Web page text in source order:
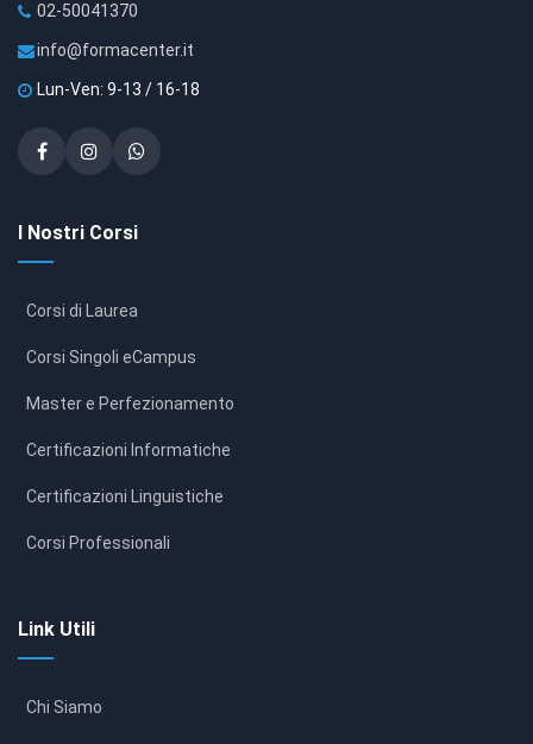
02-50041370
info@formacenter.it
Lun-Ven: 9-13 / 16-18
I Nostri Corsi
Corsi di Laurea
Corsi Singoli eCampus
Master e Perfezionamento
Certificazioni Informatiche
Certificazioni Linguistiche
Corsi Professionali
Link Utili
Chi Siamo